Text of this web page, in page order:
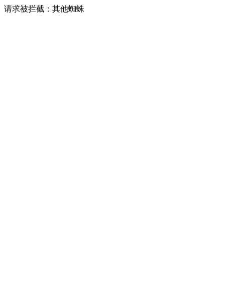
请求被拦截：其他蜘蛛